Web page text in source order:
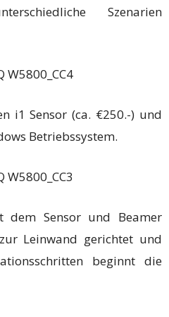
Szenarien
i1 Sensor (ca. €250.-) und
Betriebssystem.
Sensor und Beamer
Leinwand gerichtet und
beginnt die